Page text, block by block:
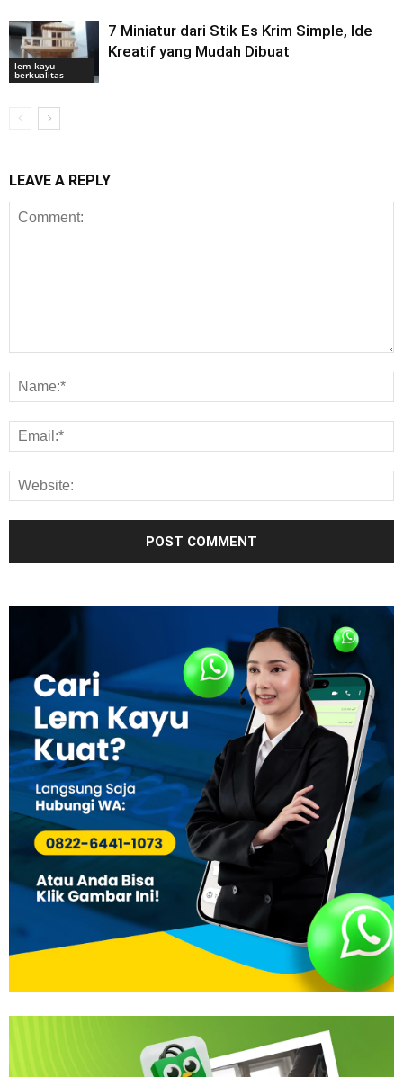
lem kayu
berkualitas
7 Miniatur dari Stik Es Krim Simple, Ide
Kreatif yang Mudah Dibuat
LEAVE A REPLY